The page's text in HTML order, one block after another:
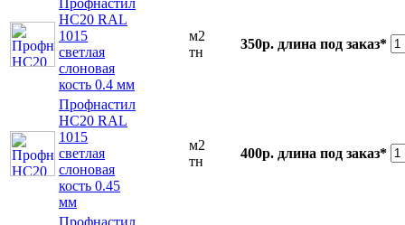
Профнастил
НС20 RAL
1015
светлая
слоновая
кость 0.4 мм
м2
тн
350р. длина под заказ*
Профнастил
НС20 RAL
1015
светлая
слоновая
кость 0.45
мм
м2
тн
400р. длина под заказ*